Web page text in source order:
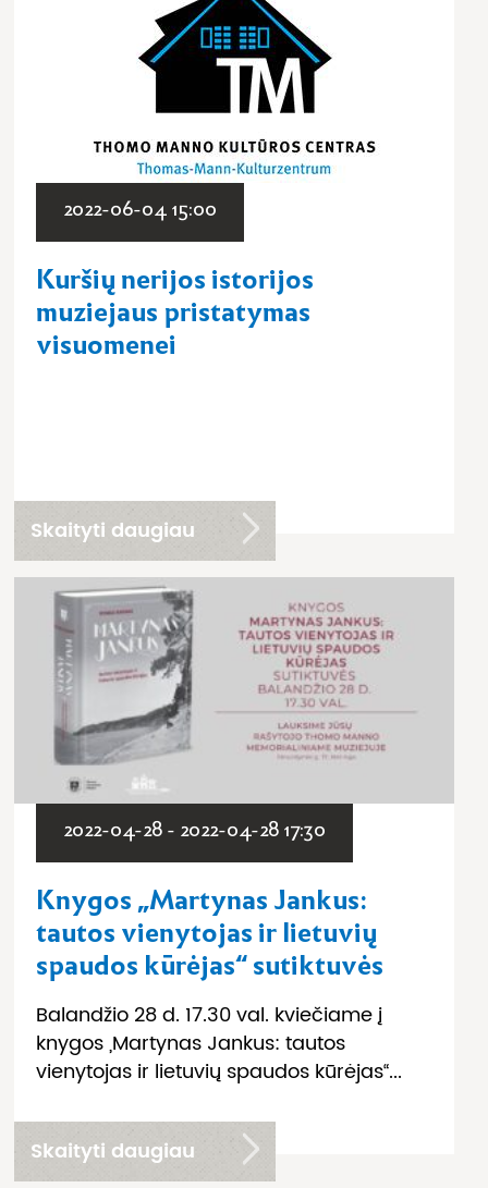
2022-06-04 15:00
Kuršių nerijos istorijos
muziejaus pristatymas
visuomenei
Skaityti daugiau
2022-04-28 - 2022-04-28 17:30
Knygos „Martynas Jankus:
tautos vienytojas ir lietuvių
spaudos kūrėjas“ sutiktuvės
Balandžio 28 d. 17.30 val. kviečiame į
knygos „Martynas Jankus: tautos
vienytojas ir lietuvių spaudos kūrėjas“...
Skaityti daugiau